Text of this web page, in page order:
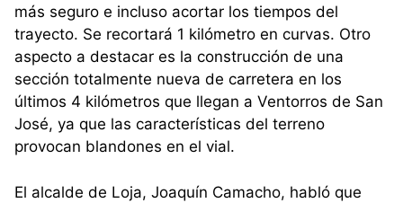
más seguro e incluso acortar los tiempos del
trayecto. Se recortará 1 kilómetro en curvas. Otro
aspecto a destacar es la construcción de una
sección totalmente nueva de carretera en los
últimos 4 kilómetros que llegan a Ventorros de San
José, ya que las características del terreno
provocan blandones en el vial.
El alcalde de Loja, Joaquín Camacho, habló que